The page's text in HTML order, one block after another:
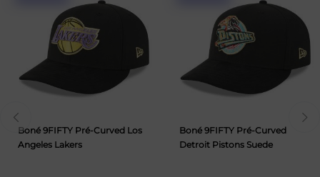
Boné 9FIFTY Pré-Curved Los
Angeles Lakers
Boné 9FIFTY Pré-Curved
Detroit Pistons Suede